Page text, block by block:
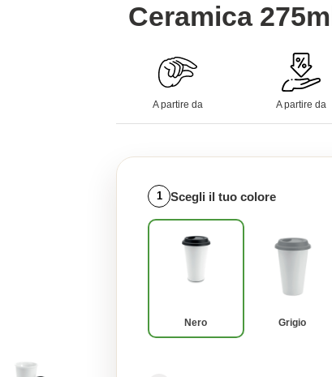
Ceramica
A partire da A partire da
1 Scegli il tuo colore
Nero Grigio